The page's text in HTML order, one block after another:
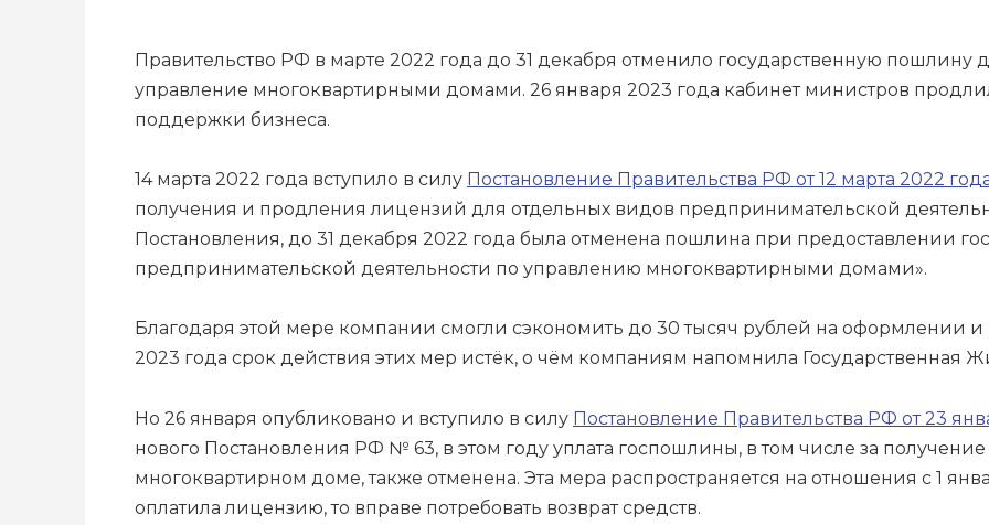
Правительство РФ в марте 2022 года до 31 декабря отменило государственную пошлину
управление многоквартирными домами. 26 января 2023 года кабинет министров
поддержки бизнеса.
14 марта 2022 года вступило в силу Постановление Правительства РФ от 12 марта 2022
получения и продления лицензий для отдельных видов предпринимательской
Постановления, до 31 декабря 2022 года была отменена пошлина при предоставлении
предпринимательской деятельности по управлению многоквартирными домами».
Благодаря этой мере компании смогли сэкономить до 30 тысяч рублей на оформлении
2023 года срок действия этих мер истёк, о чём компаниям напомнила
Но 26 января опубликовано и вступило в силу Постановление Правительства РФ от 23
нового Постановления РФ № 63, в этом году уплата госпошлины, в том числе за
многоквартирном доме, также отменена. Эта мера распространяется на отношения с 1
оплатила лицензию, то вправе потребовать возврат средств.